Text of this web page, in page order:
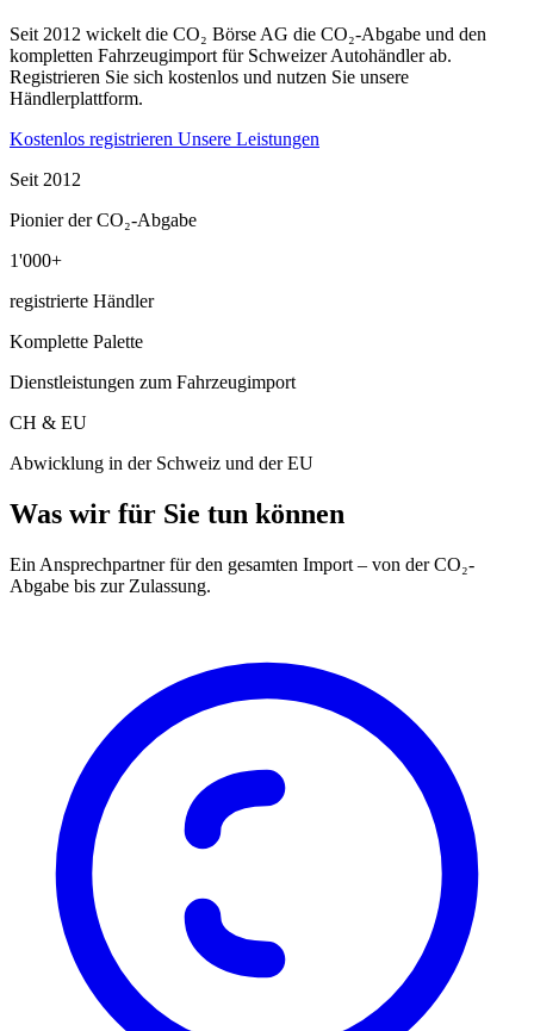
Seit 2012 wickelt die CO₂ Börse AG die CO₂-Abgabe und den
kompletten Fahrzeugimport für Schweizer Autohändler ab.
Registrieren Sie sich kostenlos und nutzen Sie unsere
Händlerplattform.
Kostenlos registrieren Unsere Leistungen
Seit 2012
Pionier der CO₂-Abgabe
1'000+
registrierte Händler
Komplette Palette
Dienstleistungen zum Fahrzeugimport
CH & EU
Abwicklung in der Schweiz und der EU
Was wir für Sie tun können
Ein Ansprechpartner für den gesamten Import – von der CO₂-
Abgabe bis zur Zulassung.